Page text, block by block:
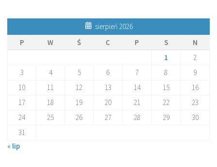
sierpień 2026
P
W Ś C P S
N
1
2
3
4 5 6 7 8
9
10
11 12 13 14 15
16
17
18 19 20 21 22
23
24
25 26 27 28 29
30
31
« lip